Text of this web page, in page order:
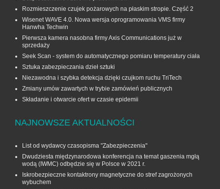
Rozmieszczenie czujek pożarowych na płaskim stropie. Część 2
Wisenet WAVE 4.0. Nowa wersja oprogramowania VMS firmy
Hanwha Techwin
Pierwsza kamera nasobna firmy Axis Communications już w
sprzedaży
Seek Scan - system do automatycznego pomiaru temperatury ciała
Sztuka zabezpieczania dzieł sztuki
Niezawodna i szybka detekcja dzięki czujkom ruchu TriTech
Zmiany umów zawartych w trybie zamówień publicznych
Składanie i otwarcie ofert w czasie epidemii
NAJNOWSZE AKTUALNOŚCI
List od wydawcy czasopisma "Zabezpieczenia"
Dwudziesta międzynarodowa konferencja na temat gaszenia mgłą
wodą (IWMC) odbędzie się w Polsce w 2021 r.
Iskrobezpieczne kontaktrony magnetyczne do stref zagrożonych
wybuchem